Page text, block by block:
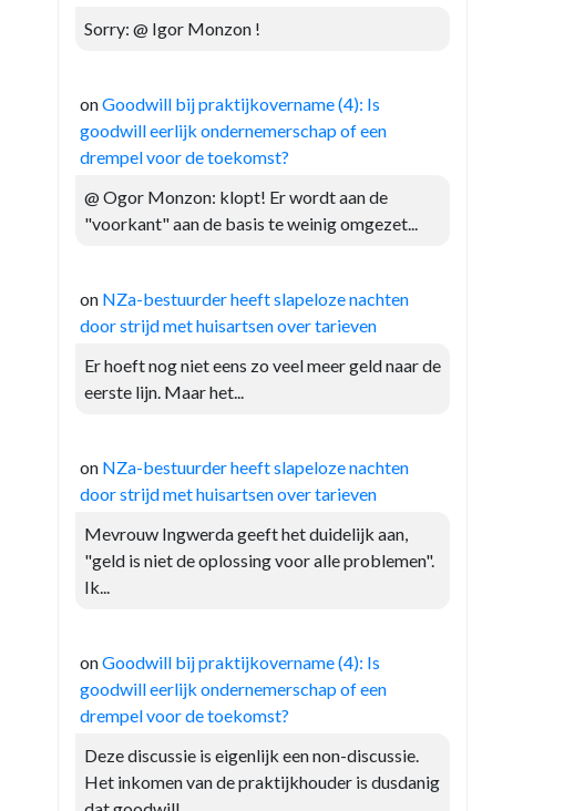
Sorry: @ Igor Monzon !
onGoodwill bij praktijkovername (4): Is
goodwill eerlijk ondernemerschap of een
drempel voor de toekomst?
@ Ogor Monzon: klopt! Er wordt aan de
"voorkant" aan de basis te weinig omgezet...
on NZa-bestuurder heeft slapeloze nachten
door strijd met huisartsen over tarieven
Er hoeft nog niet eens zo veel meer geld naar de
eerste lijn. Maar het...
on NZa-bestuurder heeft slapeloze nachten
door strijd met huisartsen over tarieven
Mevrouw Ingwerda geeft het duidelijk aan,
"geld is niet de oplossing voor alle problemen".
Ik...
onGoodwill bij praktijkovername (4): Is
goodwill eerlijk ondernemerschap of een
drempel voor de toekomst?
Deze discussie is eigenlijk een non-discussie.
Het inkomen van de praktijkhouder is dusdanig